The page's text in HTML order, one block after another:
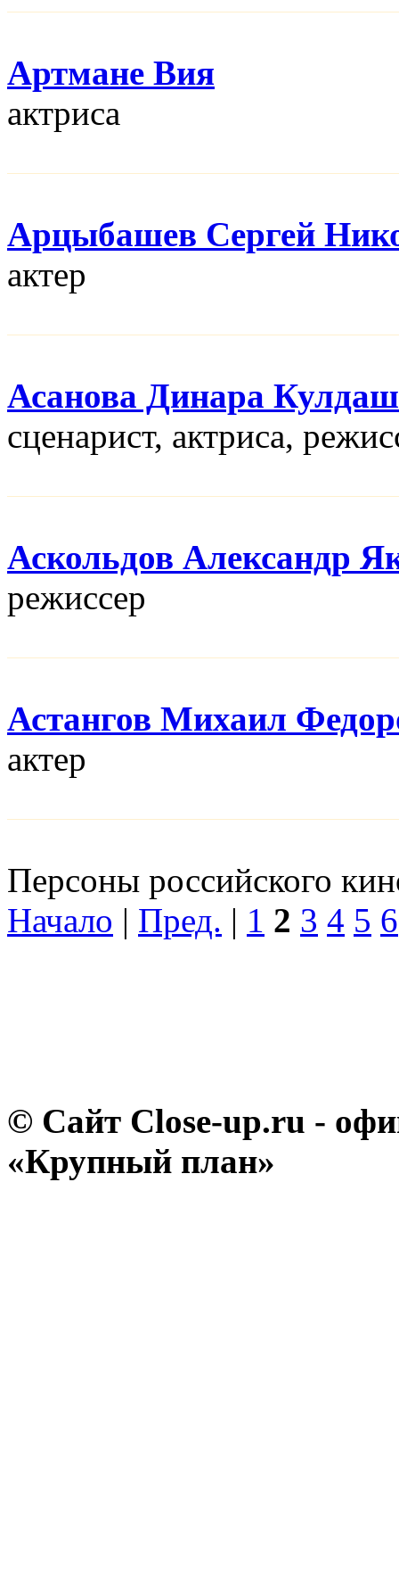
Артмане Вия
актриса
Арцыбашев Сергей
актер
Асанова Динара
сценарист, актриса,
Аскольдов Александр
режисcер
Астангов Михаил
актер
Персоны российского
Начало | Пред. | 1 2 3 4 5 6
© Сайт Close-up.ru -
«Крупный план»